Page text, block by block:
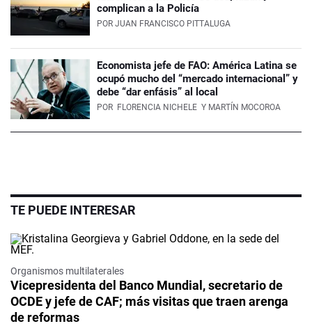
complican a la Policía
POR JUAN FRANCISCO PITTALUGA
Economista jefe de FAO: América Latina se
ocupó mucho del “mercado internacional” y
debe “dar enfásis” al local
POR FLORENCIA NICHELE Y MARTÍN MOCOROA
TE PUEDE INTERESAR
Organismos multilaterales
Vicepresidenta del Banco Mundial, secretario de
OCDE y jefe de CAF; más visitas que traen arenga
de reformas